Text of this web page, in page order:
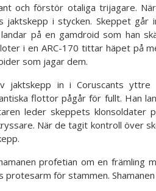
och förstör otaliga trijagare.
jaktskepp i stycken. Skeppet
på en gamdroid som han
i en ARC-170 tittar häpet på
som jagar dem.
jaktskepp in i Coruscants yttre
flottor pågår för fullt. Han
leder skeppets
När de tagit kontroll över
profetian om en främling
protesarm för stammen.